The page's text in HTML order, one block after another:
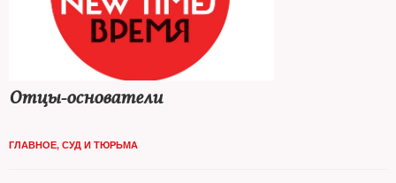
Отцы-основатели
ГЛАВНОЕ, СУД И ТЮРЬМА